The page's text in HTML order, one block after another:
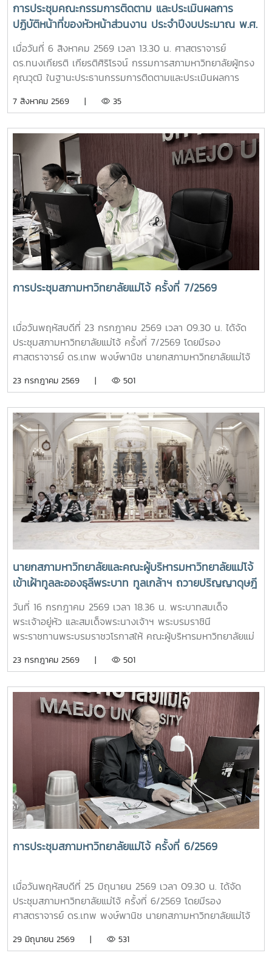
การประชุมคณะกรรมการติดตาม และประเมินผลการ
ปฏิบัติหน้าที่ของหัวหน้าส่วนงาน ประจำปีงบประมาณ พ.ศ.
2569 ครั้งที่ 3/2569
เมื่อวันที่ 6 สิงหาคม 2569 เวลา 13.30 น. ศาสตราจารย์
ดร.ทนงเกียรติ เกียรติศิริโรจน์ กรรมการสภามหาวิทยาลัยผู้ทรง
คุณวุฒิ ในฐานะประธานกรรมการติดตามและประเมินผลการ
เป็นประธานการประชุมคณะกรรมการติดตามและประเมินผลการ
สภามหาวิทยาลัย ชั้น 5 อาคารสำนักงานมหาวิทยาลัย 2
มหาวิทยาลัยแม่โจ้ ในการประชุมครั้งนี้ มีคณะกรรมการเข้าร่วม
ประชุม ประกอบด้วย ผู้ช่วยศาสตราจารย์ ดร.สุริยจรัส เตชะตัน
มีนสกุล รองอธิการบดี (ผู้แทนอธิการบดี) ผู้ช่วยศาสตราจารย์
ดร.ชนาพร ขันธบุตร รองศาสตราจารย์ ว่าที่ร้อยตรี ดร.จงกล
พรมยะ ผู้ช่วยศาสตราจารย์ ดร.พิมพ์ชนก สังข์แก้ว ประธาน
สภาพนักงาน และผู้ช่วยศาสตราจารย์ ดร.ปรีดา ศรีนฤวรรณ ผู้
ช่วยอธิการบดี ปฏิบัติหน้าที่เลขานุการคณะกรรมการฯ โดยมีผู้
อำนวยการกองเลขานุการสภามหาวิทยาลัย และหัวหน้างานสรรหา
ติดตามและประเมินผล ปฏิบัติหน้าที่ผู้ช่วยเลขานุการ การประชุม
ดังกล่าวจัดขึ้นเพื่อดำเนินการติดตามและประเมินผลการปฏิบัติ
หน้าที่ของหัวหน้าส่วนงานตามกรอบและหลักเกณฑ์ที่มหาวิทยาลัย
ประสิทธิภาพ โปร่งใส และบรรลุเป้าหมายตามนโยบายของ
มหาวิทยาลัย
7 สิงหาคม 2569 | 35
การประชุมสภามหาวิทยาลัยแม่โจ้ ครั้งที่ 7/2569
เมื่อวันพฤหัสบดีที่ 23 กรกฎาคม 2569 เวลา 09.30 น. ได้จัด
ประชุมสภามหาวิทยาลัยแม่โจ้ ครั้งที่ 7/2569 โดยมีรอง
ศาสตราจารย์ ดร.เทพ พงษ์พานิช นายกสภามหาวิทยาลัยแม่โจ้
อาคารสำนักงานมหาวิทยาลัย 2 มหาวิทยาลัยแม่โจ้ และจัดประชุม
23 กรกฎาคม 2569 | 501
นายกสภามหาวิทยาลัยและคณะผู้บริหารมหาวิทยาลัยแม่โจ้
เข้าเฝ้าทูลละอองธุลีพระบาท ทูลเกล้าฯ ถวายปริญญาดุษฎี
บัณฑิตกิตติมศักดิ์ ครุยวิทยฐานะ และผลิตภัณฑ์มงคลที่
เป็นตัวแทนแห่งความสำเร็จของมหาวิทยาลัยร่วมกับชุมชน
แด่พระบาทสมเด็จพระเจ้าอยู่หัว และสมเด็จพระนางเจ้าฯ
วันที่ 16 กรกฎาคม 2569 เวลา 18.36 น. พระบาทสมเด็จ
พระเจ้าอยู่หัว และสมเด็จพระนางเจ้าฯ พระบรมราชินี
พระราชทานพระบรมราชวโรกาสให้ คณะผู้บริหารมหาวิทยาลัยแม่
บัณฑิตกิตติมศักดิ์ ครุยวิทยฐานะ และผลิตภัณฑ์มงคลที่เป็น
รองศาสตราจารย์ ดร.เทพ พงษ์พานิช นายกสภามหาวิทยาลัยแม่
โจ้ นำคณะผู้บริหารมหาวิทยาลัยเข้าเฝ้าฯ ทูลเกล้าทูลกระหม่อม
ถวายปริญญาดุษฎีบัณฑิตกิตติมศักดิ์ สาขาการพัฒนาภูมิสังคม
อย่างยั่งยืน แด่พระบาทสมเด็จพระเจ้าอยู่หัว เพื่อเฉลิมพระเกียรติ
คุณในพระวิสัยทัศน์และการพัฒนาประเทศอย่างยั่งยืน และทูล
เกล้าทูลกระหม่อมถวายปริญญาปรัชญาดุษฎีบัณฑิตกิตติมศักดิ์
สาขาวิชาการจัดการการท่องเที่ยว (หลักสูตรนานาชาติ) พร้อม
ครุยวิทยฐานะ แด่สมเด็จพระนางเจ้า ฯ พระบรมราชินี เพื่อ
เฉลิมพระเกียรติคุณที่ทรงสร้างแรงบันดาลใจให้เกิดการพัฒนา
แหล่งท่องเที่ยวเชิงวัฒนธรรม และขับเคลื่อนอุตสาหกรรมท่อง
เที่ยวไทยให้เป็นที่ประจักษ์ การทูลเกล้าทูลกระหม่อมถวาย
ปริญญาบัตรในครั้งนี้ สะท้อนถึงพระอัจฉริยภาพและพระวิสัยทัศน์
ไปกับการอนุรักษ์ทรัพยากรธรรมชาติและสิ่งแวดล้อมอย่างสมดุล
ซึ่งสอดคล้องกับหลักการและปรัชญาของสาขาวิชาการพัฒนาภูมิ
สังคมอย่างยั่งยืน ที่มหาวิทยาลัยแม่โจ้ได้มุ่งเน้นเสริมสร้างองค์
23 กรกฎาคม 2569 | 501
การประชุมสภามหาวิทยาลัยแม่โจ้ ครั้งที่ 6/2569
เมื่อวันพฤหัสบดีที่ 25 มิถุนายน 2569 เวลา 09.30 น. ได้จัด
ประชุมสภามหาวิทยาลัยแม่โจ้ ครั้งที่ 6/2569 โดยมีรอง
ศาสตราจารย์ ดร.เทพ พงษ์พานิช นายกสภามหาวิทยาลัยแม่โจ้
อาคารสำนักงานมหาวิทยาลัย 2 มหาวิทยาลัยแม่โจ้ และจัดประชุม
29 มิถุนายน 2569 | 531